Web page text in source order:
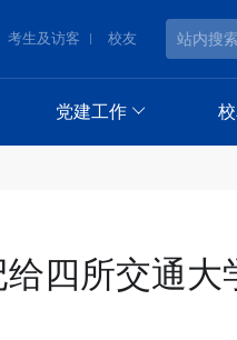
考生及访客 校友
党建工作
四所交通大